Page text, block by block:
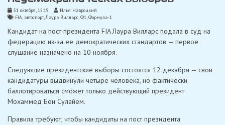
31 октября, 15:19
Илья Навроцкий
FIA, автоспорт,Лаура Вилларс,Ф1,Формула-1
Кандидат на пост президента FIA Лаура Вилларс подала в суд на
федерацию из-за ее демократических стандартов — первое
слушание назначено на 10 ноября.
Следующие президентские выборы состоятся 12 декабря — свои
кандидатуры выдвинули четыре человека, но фактически
баллотироваться сможет только действующий президент
Мохаммед Бен Сулайем.
Правила требуют, чтобы кандидаты на пост президента